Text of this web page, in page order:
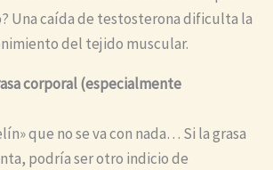
Una caída de testosterona dificulta la
del tejido muscular.
corporal (especialmente
que no se va con nada… Si la grasa
podría ser otro indicio de